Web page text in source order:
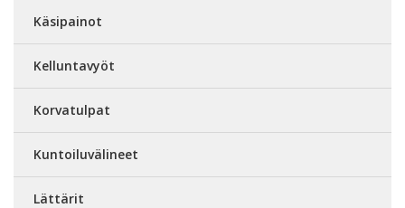
Käsipainot
Kelluntavyöt
Korvatulpat
Kuntoiluvälineet
Lättärit